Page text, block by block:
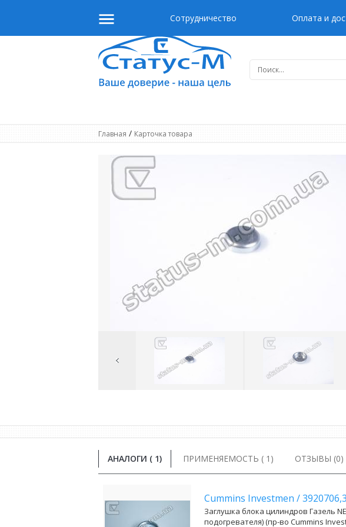
Сотрудничество Оплата и
Главная / Карточка товара
АНАЛОГИ ( 1) ПРИМЕНЯЕМОСТЬ ( 1) ОТЗЫВЫ (0)
Cummins Investmen /
Заглушка блока цилиндров Газель
подогревателя) (пр-во Cummins